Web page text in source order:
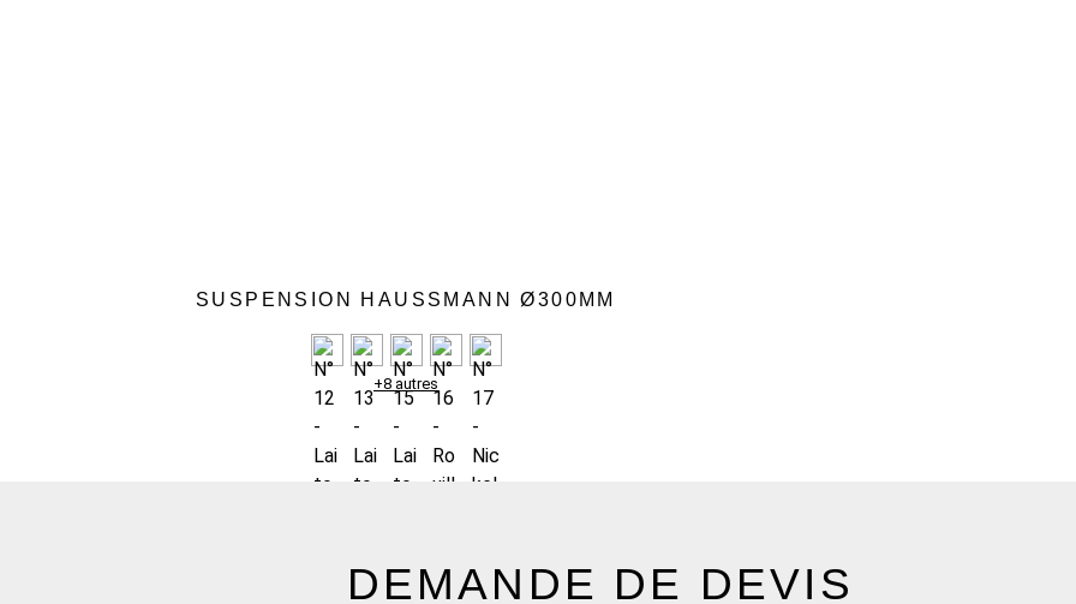
SUSPENSION HAUSSMANN Ø300MM
+8 autres
DEMANDE DE DEVIS